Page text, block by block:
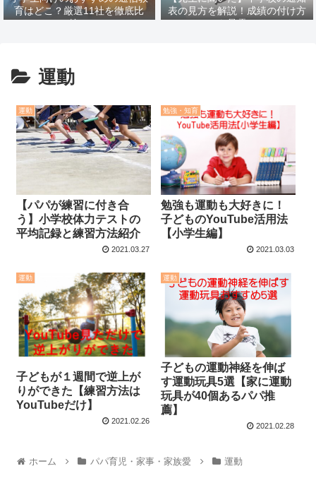
育はどこ？厳選11社を徹底比
較！
表の見方を解説！成績の付け方
も暴露！
運動
運動
【パパが練習に付き合
う】小学校体力テストの
平均記録と練習方法紹介
2021.03.27
勉強・知育
勉強も運動も大好きに！
子どものYouTube活用法
【小学生編】
2021.03.03
運動
子どもの運動神経を伸ば
す運動玩具5選【家に運動
玩具が40個あるパパ推
薦】
2021.02.28
運動
子どもが１週間で逆上が
りができた【練習方法は
YouTubeだけ】
2021.02.26
ホーム パパ育児・家事・家族愛 運動